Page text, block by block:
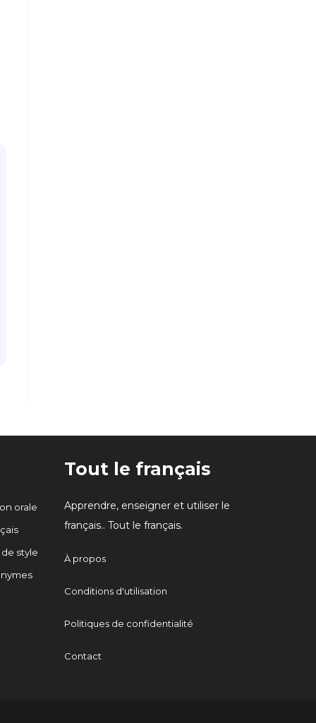
orale
style
Tout le français
Apprendre, enseigner et utiliser le
français.. Tout le français.
À propos
Conditions d'utilisation
Politiques de confidentialité
Contact